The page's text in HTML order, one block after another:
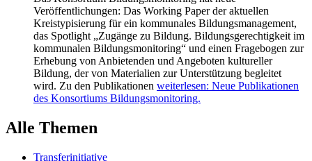
Veröffentlichungen: Das Working Paper der aktuellen
Kreistypisierung für ein kommunales Bildungsmanagement,
das Spotlight „Zugänge zu Bildung. Bildungsgerechtigkeit im
kommunalen Bildungsmonitoring“ und einen Fragebogen zur
Erhebung von Anbietenden und Angeboten kultureller
Bildung, der von Materialien zur Unterstützung begleitet
wird. Zu den Publikationen weiterlesen: Neue Publikationen
des Konsortiums Bildungsmonitoring.
Alle Themen
Transferinitiative